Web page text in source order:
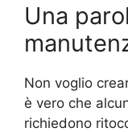
Una
Non voglio
è vero che
richiedono